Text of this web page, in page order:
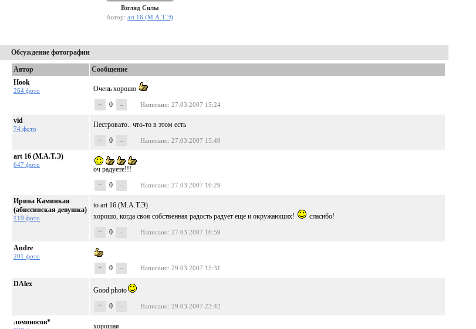
Взгляд Силы
Автор: art 16 (М.А.Т.Э)
Обсуждение фотографии
Автор
Сообщение
Hook
264 фото
Очень хорошо
+
0 – Написано: 27.03.2007 15:24
vid
74 фото
Пестровато.. что-то в этом есть
+
0 – Написано: 27.03.2007 15:49
art 16 (М.А.Т.Э)
647 фото
оч радуете!!!
+
0 – Написано: 27.03.2007 16:29
Ирина Каминкая
(абиссинская девушка)
119 фото
to art 16 (М.А.Т.Э)
хорошо, когда своя собственная радость радует еще и окружающих!
спасибо!
+
0 – Написано: 27.03.2007 16:59
Andre
201 фото
+ 0 – Написано: 29.03.2007 15:31
DAlex
Good photo
+
0 – Написано: 29.03.2007 23:42
ломоносов* хорошая